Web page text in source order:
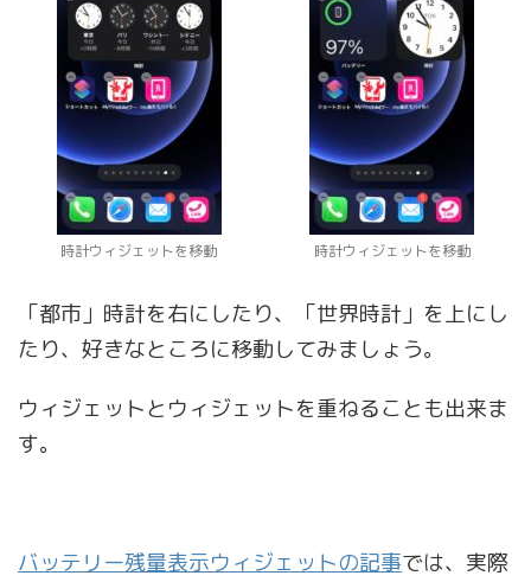
時計ウィジェットを移動 時計ウィジェットを移動
「都市」時計を右にしたり、「世界時計」を上にし
たり、好きなところに移動してみましょう。
ウィジェットとウィジェットを重ねることも出来ま
す。
バッテリー残量表示ウィジェットの記事では、実際